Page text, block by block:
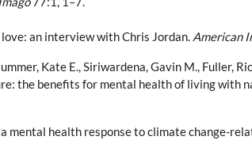
an interview with Chris Jordan. American
Kate E., Siriwardena, Gavin M., Fuller,
the benefits for mental health of living with
mental health response to climate change-